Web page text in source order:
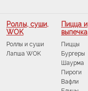
Роллы, суши,
WOK
Роллы и суши
Лапша WOK
Пицца и
выпечка
Пиццы
Бургеры
Шаурма
Пироги
Вафли